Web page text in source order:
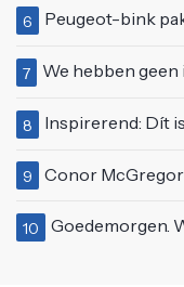
6 Peugeot-bink pakt
7 We hebben geen idee
8 Inspirerend: Dít is wat
9 Conor McGregor
10 Goedemorgen. We